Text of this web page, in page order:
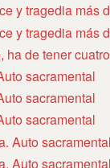
y tragedia más
y tragedia más
ha de tener
sacramental
sacramental
sacramental
Auto sacramental
Auto sacramental